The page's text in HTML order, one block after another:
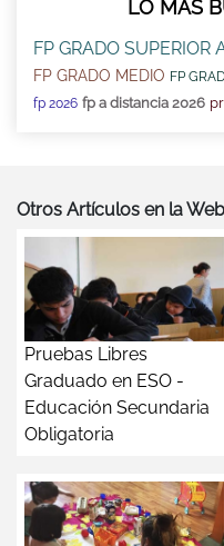
LO MÁS
FP GRADO SUPERIOR
FP GRADO MEDIO FP
fp 2026 fp a distancia 2026
Otros Artículos en la Web
Pruebas Libres
Graduado en ESO -
Educación Secundaria
Obligatoria